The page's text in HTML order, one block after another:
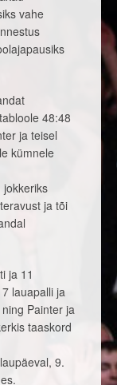
vahe
48:48
ja teisel
kümnele
jokkeriks
ja tõi
ja 11
lauapalli ja
Painter ja
taaskord
9.